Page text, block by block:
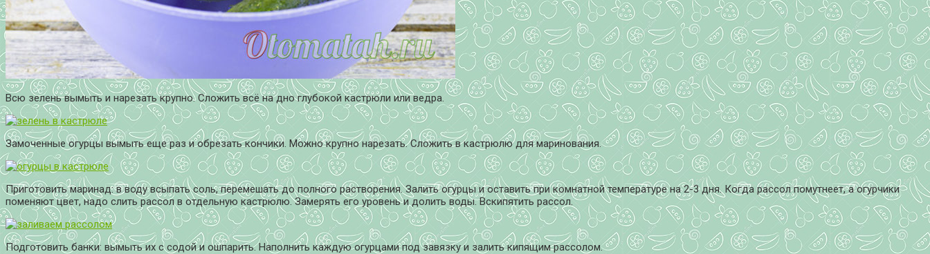
Всю зелень вымыть и нарезать крупно. Сложить всё на дно глубокой кастрюли или ведра.
Замоченные огурцы вымыть еще раз и обрезать кончики. Можно крупно нарезать. Сложить в кастрюлю для маринования.
Приготовить маринад: в воду всыпать соль, перемешать до полного растворения. Залить огурцы и оставить при комнатной температуре на 2-3 дня. Когда рассол помутнеет, а огурчики
поменяют цвет, надо слить рассол в отдельную кастрюлю. Замерять его уровень и долить воды. Вскипятить рассол.
Подготовить банки: вымыть их с содой и ошпарить. Наполнить каждую огурцами под завязку и залить кипящим рассолом.